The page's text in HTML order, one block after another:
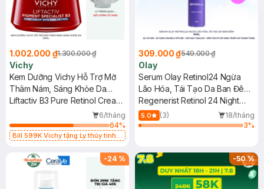
1.002.000 ₫1.300.000 ₫
Vichy
Kem Dưỡng Vichy Hỗ Trợ Mờ
Thâm Nám, Sáng Khỏe Da
50ml
Liftactiv B3 Pure Retinol Cream
6/tháng
64%
Bill 599K Vichy tặng Ly thủy tinh
309.000 ₫549.000 ₫
Olay
Serum Olay Retinol24 Ngừa
Lão Hóa, Tái Tạo Da Ban Đêm
30ml
Regenerist Retinol 24 Night
Serum Fragrance-Free
5.0 (3)
18/tháng
3%
-24 % -50%